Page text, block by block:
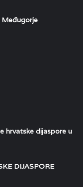
Međugorje
hrvatske dijaspore u
DIJASPORE